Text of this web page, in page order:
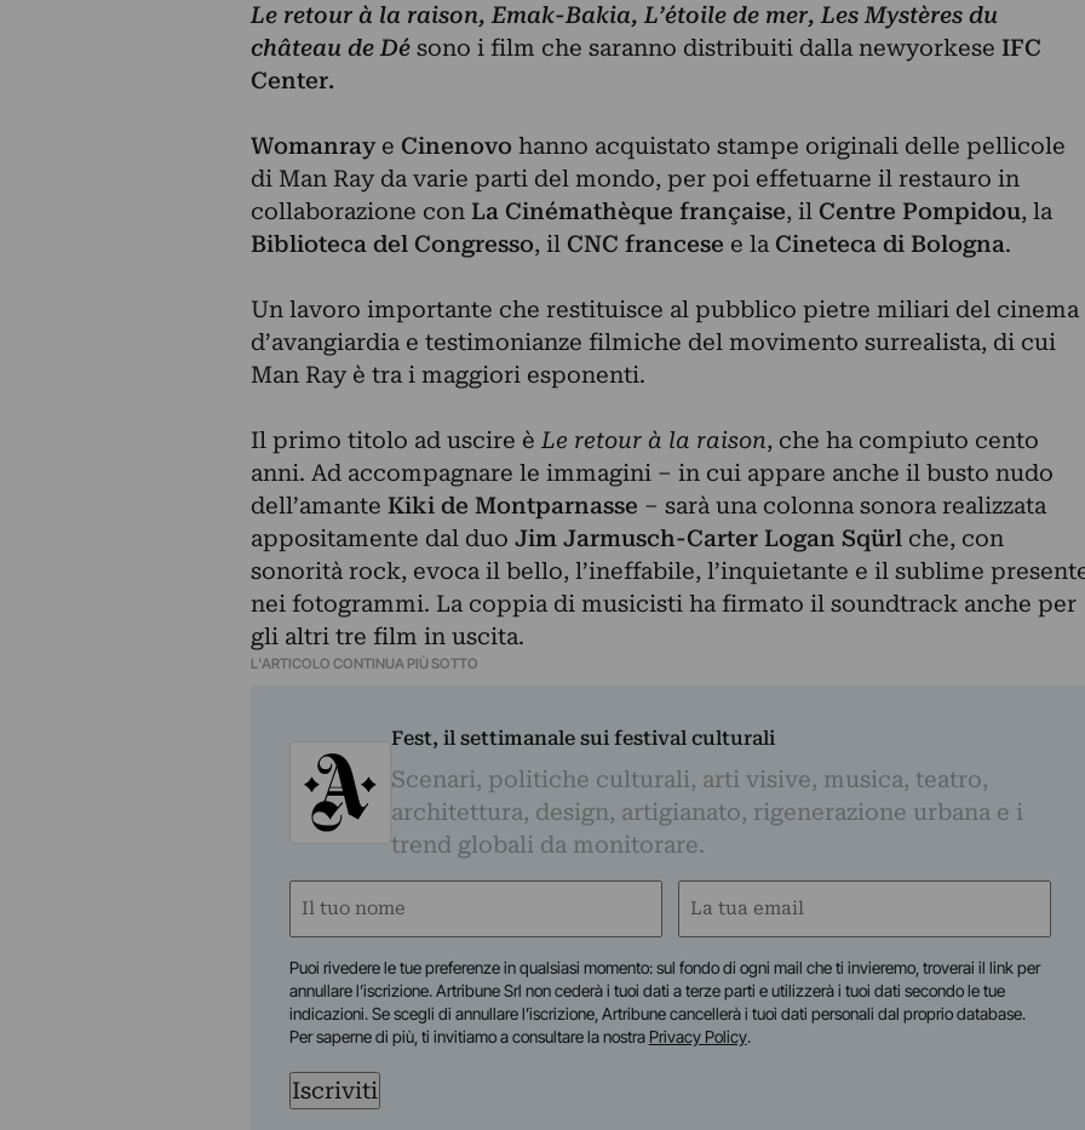
Le retour à la raison, Emak-Bakia, L’étoile de mer, Les Mystères du
château de Désono i film che saranno distribuiti dalla newyorkese IFC
Center.
Womanray e Cinenovo hanno acquistato stampe originali delle pellicole
di Man Ray da varie parti del mondo, per poi effetuarne il restauro in
collaborazione con La Cinémathèque française, il Centre Pompidou, la
Biblioteca del Congresso, il CNC francese e la Cineteca di Bologna.
Un lavoro importante che restituisce al pubblico pietre miliari del cinema
d’avangiardia e testimonianze filmiche del movimento surrealista, di cui
Man Ray è tra i maggiori esponenti.
Il primo titolo ad uscire è Le retour à la raison, che ha compiuto cento
anni. Ad accompagnare le immagini – in cui appare anche il busto nudo
dell’amante Kiki de Montparnasse – sarà una colonna sonora realizzata
appositamente dal duo Jim Jarmusch-Carter Logan Sqürlche, con
sonorità rock, evoca il bello, l’ineffabile, l’inquietante e il sublime
nei fotogrammi. La coppia di musicisti ha firmato il soundtrack anche per
gli altri tre film in uscita.
L'ARTICOLO CONTINUA PIÙ SOTTO
Fest, il settimanale sui festival culturali
Scenari, politiche culturali, arti visive, musica, teatro,
architettura, design, artigianato, rigenerazione urbana e i
trend globali da monitorare.
Nome
Email
Puoi rivedere le tue preferenze in qualsiasi momento: sul fondo di ogni mail che ti invieremo, troverai il link per
annullare l’iscrizione. Artribune Srl non cederà i tuoi dati a terze parti e utilizzerà i tuoi dati secondo le tue
indicazioni. Se scegli di annullare l’iscrizione, Artribune cancellerà i tuoi dati personali dal proprio database.
Per saperne di più, ti invitiamo a consultare la nostra Privacy Policy.
Iscriviti